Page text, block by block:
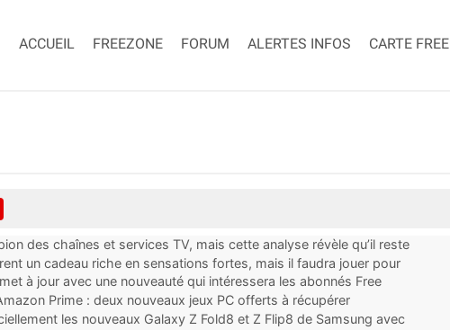
ACCUEIL FREEZONE FORUM ALERTES INFOS CARTE FREE
des chaînes et services TV, mais cette analyse révèle qu’il reste
un cadeau riche en sensations fortes, mais il faudra jouer pour
à jour avec une nouveauté qui intéressera les abonnés Free
Prime : deux nouveaux jeux PC offerts à récupérer
les nouveaux Galaxy Z Fold8 et Z Flip8 de Samsung avec